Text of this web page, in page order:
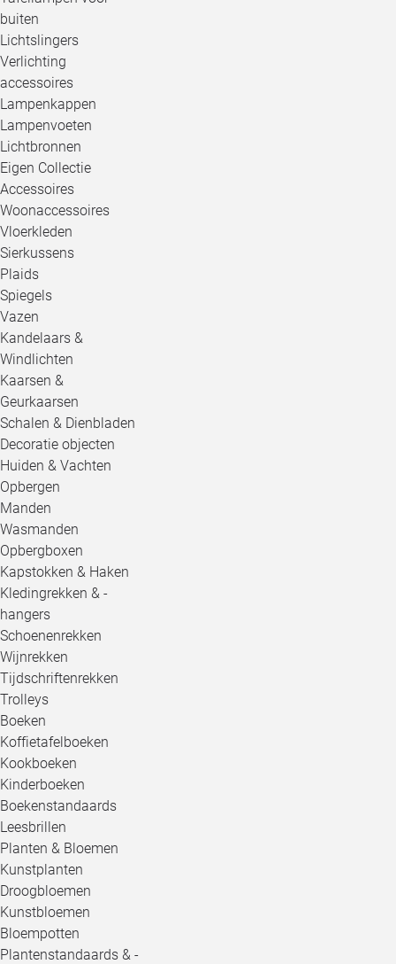
buiten
Lichtslingers
Verlichting
accessoires
Lampenkappen
Lampenvoeten
Lichtbronnen
Eigen Collectie
Accessoires
Woonaccessoires
Vloerkleden
Sierkussens
Plaids
Spiegels
Vazen
Kandelaars &
Windlichten
Kaarsen &
Geurkaarsen
Schalen & Dienbladen
Decoratie objecten
Huiden & Vachten
Opbergen
Manden
Wasmanden
Opbergboxen
Kapstokken & Haken
Kledingrekken & -
hangers
Schoenenrekken
Wijnrekken
Tijdschriftenrekken
Trolleys
Boeken
Koffietafelboeken
Kookboeken
Kinderboeken
Boekenstandaards
Leesbrillen
Planten & Bloemen
Kunstplanten
Droogbloemen
Kunstbloemen
Bloempotten
Plantenstandaards & -